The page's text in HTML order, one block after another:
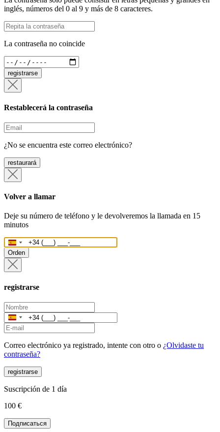
inglés, números del 0 al 9 y más de 8 caracteres.
La contraseña no coincide
registrarse
Restablecerá la contraseña
¿No se encuentra este correo electrónico?
restaurará
Volver a llamar
Deje su número de teléfono y le devolveremos la llamada en 15
minutos
España
+34
Orden
registrarse
España
+34
Correo electrónico ya registrado, intente con otro o ¿Olvidaste tu
contraseña?
registrarse
Suscripción de 1 día
100 €
Подписаться